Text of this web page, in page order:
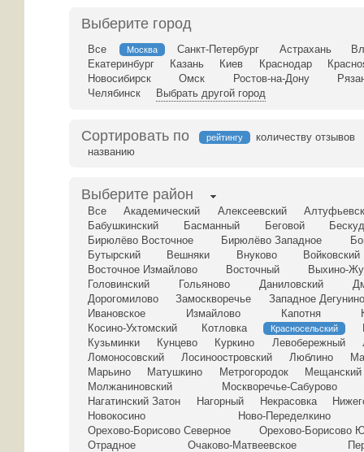
Выберите город
Все Москва Санкт-Петербург Астрахань
Екатеринбург
Казань Киев Краснодар
Новосибирск
Омск Ростов-на-Дону
Челябинск
Выбрать другой город
Сортировать по рейтингу
количеству отзывов
названию
Выберите район
Все Академический Алексеевский
Бабушкинский
Басманный Беговой
Бирюлёво Восточное
Бирюлёво Западное
Бутырский
Вешняки Внуково
Войковский
Восточное Измайлово
Восточный
Выхино-
Головинский
Гольяново Даниловский
Дорогомилово
Замоскворечье
Западное Дегунино
Ивановское
Измайлово Капотня
Косино-Ухтомский
Котловка Красносельский
Кузьминки
Кунцево Куркино Левобережный
Ломоносовский
Лосиноостровский Люблино
Марьино
Матушкино Метрогородок
Мещанский
Молжаниновский
Москворечье-Сабурово
Нагатинский Затон
Нагорный Некрасовка
Новокосино
Ново-Переделкино
Орехово-Борисово Северное
Орехово-Борисово
Отрадное
Очаково-Матвеевское